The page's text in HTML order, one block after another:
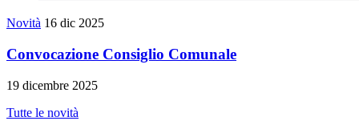
Novità 16 dic 2025
Convocazione Consiglio Comunale
19 dicembre 2025
Tutte le novità